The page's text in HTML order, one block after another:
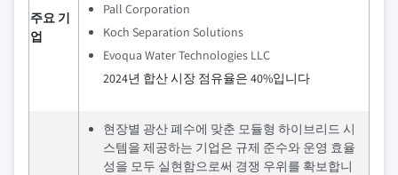
주요 기
업
Pall Corporation
Koch Separation Solutions
Evoqua Water Technologies LLC
2024년 합산 시장 점유율은 40%입니다
현장별 광산 폐수에 맞춘 모듈형 하이브리드 시
스템을 제공하는 기업은 규제 준수와 운영 효율
성을 모두 실현함으로써 경쟁 우위를 확보합니